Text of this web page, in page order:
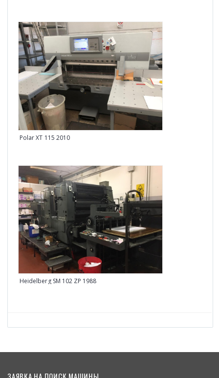
Polar XT 115 2010
Heidelberg SM 102 ZP 1988